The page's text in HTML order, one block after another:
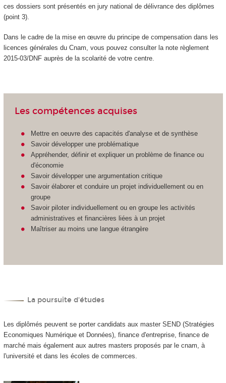
ces dossiers sont présentés en jury national de délivrance des diplômes
(point 3).
Dans le cadre de la mise en œuvre du principe de compensation dans les
licences générales du Cnam, vous pouvez consulter la note règlement
2015-03/DNF auprès de la scolarité de votre centre.
Les compétences acquises
Mettre en oeuvre des capacités d'analyse et de synthèse
Savoir développer une problématique
Appréhender, définir et expliquer un problème de finance ou
d'économie
Savoir développer une argumentation critique
Savoir élaborer et conduire un projet individuellement ou en
groupe
Savoir piloter individuellement ou en groupe les activités
administratives et financières liées à un projet
Maîtriser au moins une langue étrangère
La poursuite d'études
Les diplômés peuvent se porter candidats aux master SEND (Stratégies
Economiques Numérique et Données), finance d'entreprise, finance de
marché mais également aux autres masters proposés par le cnam, à
l'université et dans les écoles de commerces.